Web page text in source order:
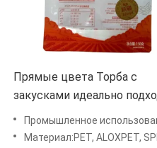
Прямые цвета Торба с
закусками идеально
для ваших потребностей
клиентов
Промышленное использование:Еда, Мульти-
Материал:PET, ALOXPET, SPET, BOPP, Matt BOPP, VMCPP, VMPET,